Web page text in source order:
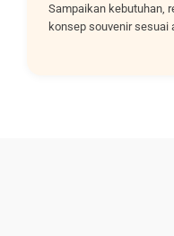
Sampaikan kebutuhan,
konsep souvenir sesuai